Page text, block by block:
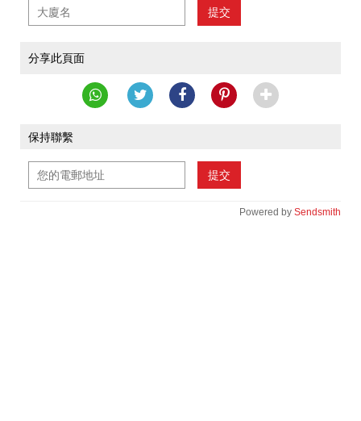
提交
分享此頁面
保持聯繫
提交
Powered by Sendsmith